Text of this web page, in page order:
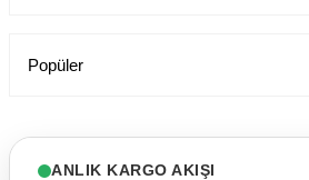
Popüler
ANLIK KARGO AKIŞI